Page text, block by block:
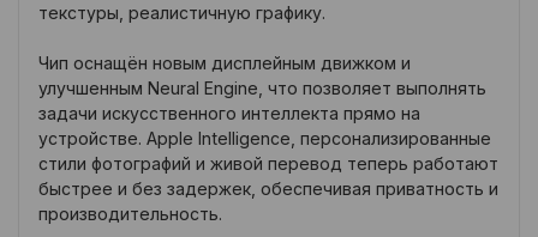
текстуры, реалистичную графику.
Чип оснащён новым дисплейным движком и
улучшенным Neural Engine, что позволяет выполнять
задачи искусственного интеллекта прямо на
устройстве. Apple Intelligence, персонализированные
стили фотографий и живой перевод теперь работают
быстрее и без задержек, обеспечивая приватность и
производительность.